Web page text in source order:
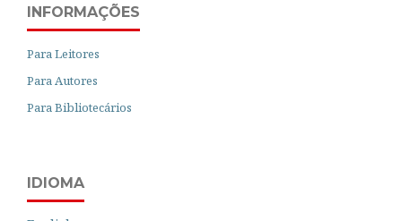
INFORMAÇÕES
Para Leitores
Para Autores
Para Bibliotecários
IDIOMA